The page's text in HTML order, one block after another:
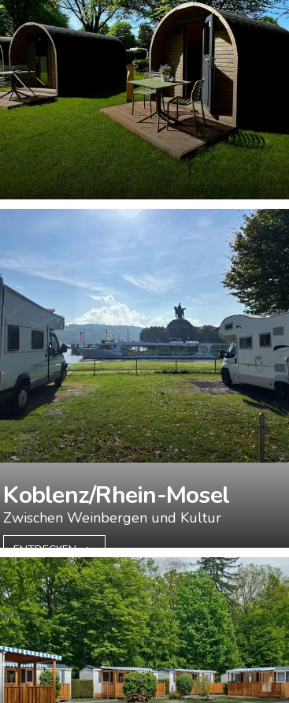
Essen-Werden
In der Stadt und doch im Grünen
ENTDECKEN
Koblenz/Rhein-Mosel
Zwischen Weinbergen und Kultur
ENTDECKEN